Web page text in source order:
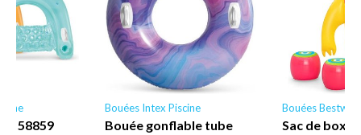
- 58859
Bouées Intex Piscine
Bouée gonflable tube
Bouées Bestway
Sac de boxe